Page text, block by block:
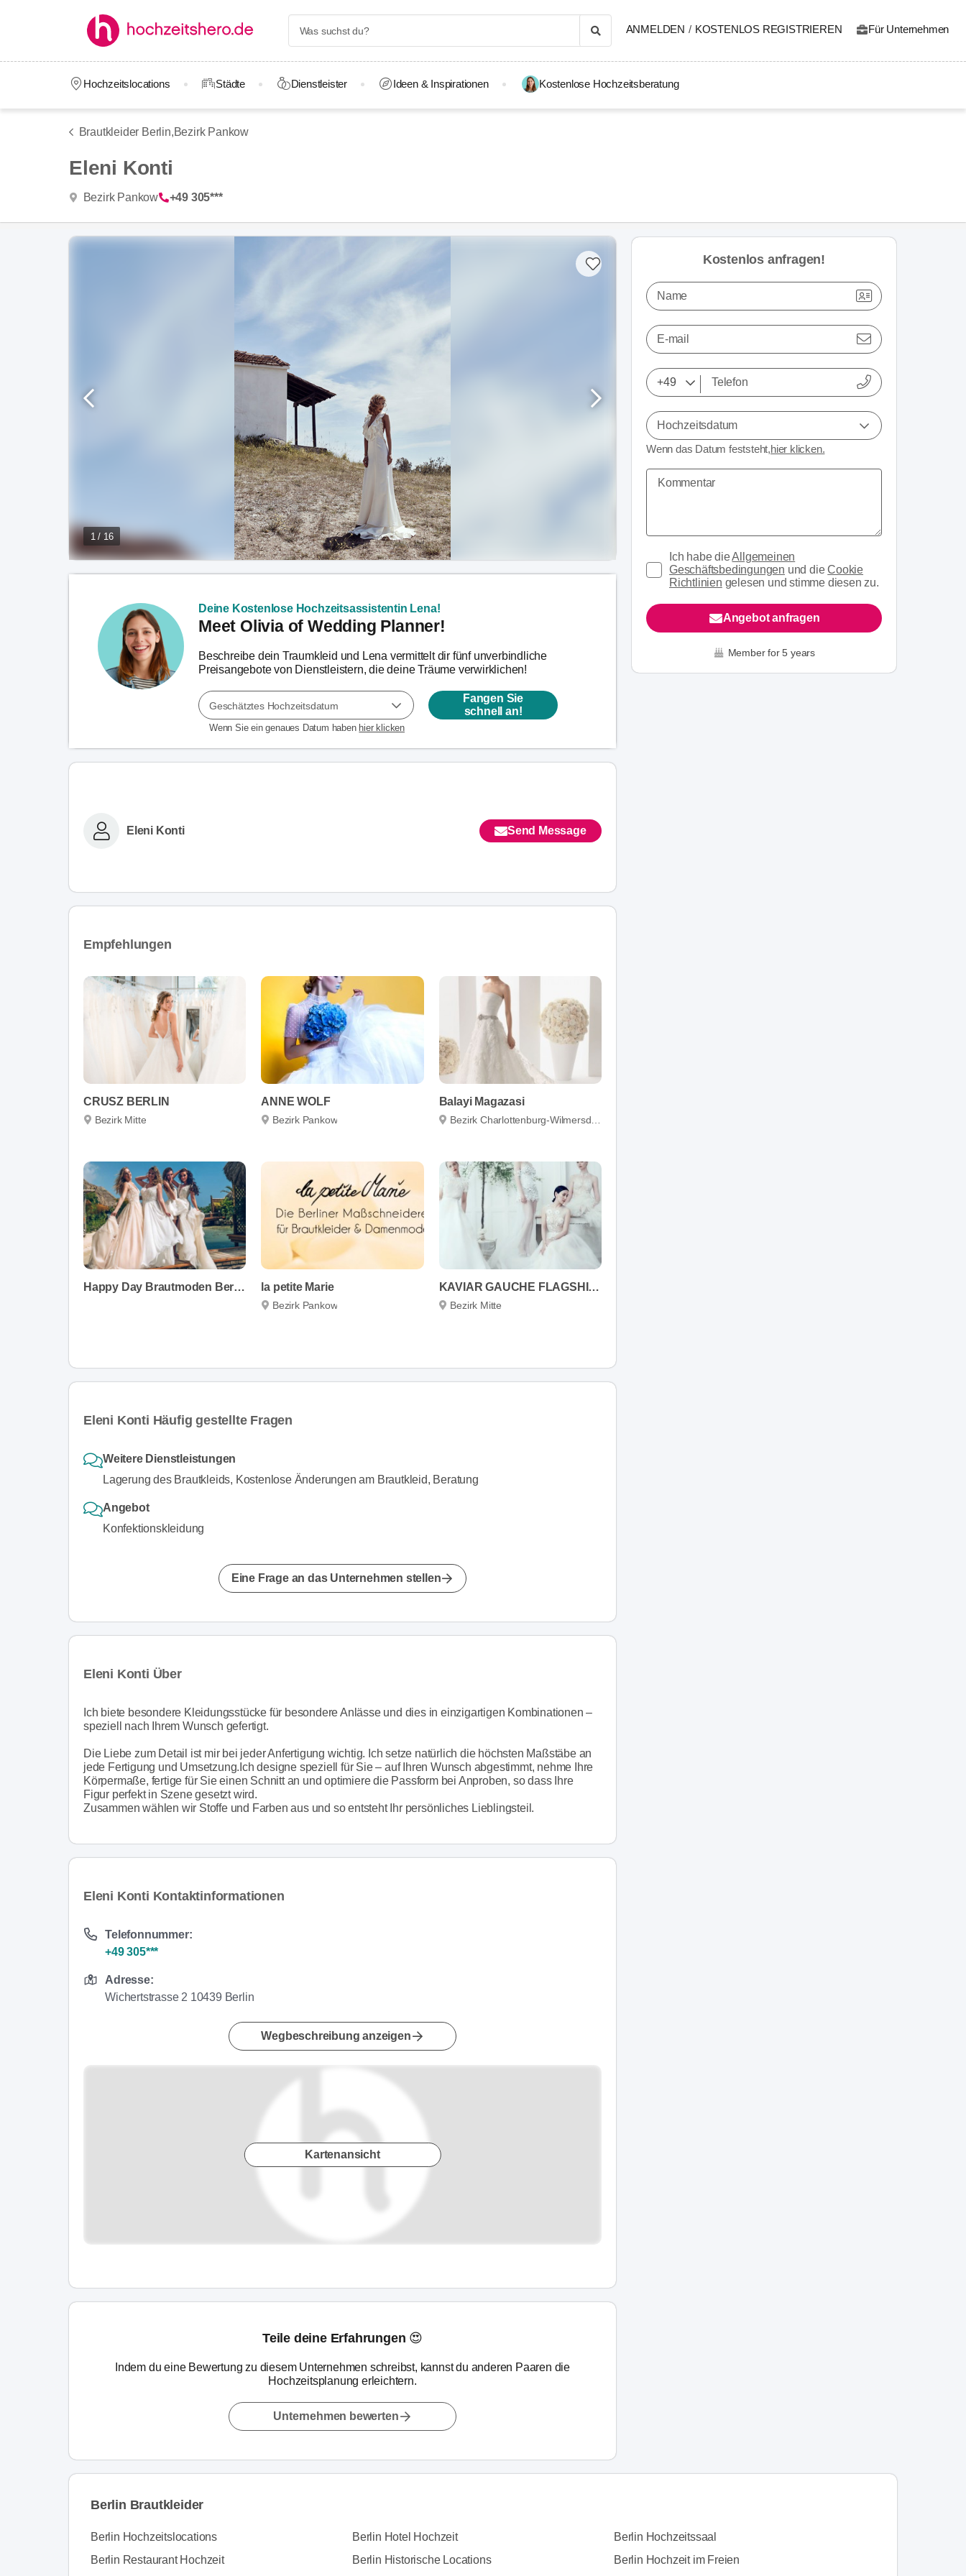
ANMELDEN / KOSTENLOS REGISTRIEREN Für Unternehmen
Hochzeitslocations Städte Dienstleister Ideen & Inspirationen Kostenlose Hochzeitsberatung
Brautkleider Berlin,Bezirk Pankow
Eleni Konti
Bezirk Pankow +49 305***
1 / 16
Deine Kostenlose Hochzeitsassistentin Lena!
Meet Olivia of Wedding Planner!
Beschreibe dein Traumkleid und Lena vermittelt dir fünf unverbindliche
Preisangebote von Dienstleistern, die deine Träume verwirklichen!
Geschätztes Hochzeitsdatum
Wenn Sie ein genaues Datum haben hier klicken
Fangen Sie
schnell an!
Eleni Konti Send Message
Empfehlungen
CRUSZ BERLIN
Bezirk Mitte
ANNE WOLF
Bezirk Pankow
Balayi Magazasi
Bezirk Charlottenburg-Wilmersdorf
Happy Day Brautmoden Berlin la petite Marie
Bezirk Pankow
KAVIAR GAUCHE FLAGSHIP STORE
Bezirk Mitte
Eleni Konti Häufig gestellte Fragen
Weitere Dienstleistungen
Lagerung des Brautkleids, Kostenlose Änderungen am Brautkleid, Beratung
Angebot
Konfektionskleidung
Eine Frage an das Unternehmen stellen
Eleni Konti Über
Ich biete besondere Kleidungsstücke für besondere Anlässe und dies in einzigartigen Kombinationen –
speziell nach Ihrem Wunsch gefertigt.
Die Liebe zum Detail ist mir bei jeder Anfertigung wichtig. Ich setze natürlich die höchsten Maßstäbe an
jede Fertigung und Umsetzung.Ich designe speziell für Sie – auf Ihren Wunsch abgestimmt, nehme Ihre
Körpermaße, fertige für Sie einen Schnitt an und optimiere die Passform bei Anproben, so dass Ihre
Figur perfekt in Szene gesetzt wird.
Zusammen wählen wir Stoffe und Farben aus und so entsteht Ihr persönliches Lieblingsteil.
Eleni Konti Kontaktinformationen
Telefonnummer:
+49 305***
Adresse:
Wichertstrasse 2 10439 Berlin
Wegbeschreibung anzeigen
Kartenansicht
Teile deine Erfahrungen 😍
Indem du eine Bewertung zu diesem Unternehmen schreibst, kannst du anderen Paaren die
Hochzeitsplanung erleichtern.
Unternehmen bewerten
Kostenlos anfragen!
Name
E-mail
Hochzeitsdatum
Wenn das Datum feststeht,hier klicken.
Ich habe dieAllgemeinen
Geschäftsbedingungen und dieCookie
Richtlinien gelesen und stimme diesen zu.
Angebot anfragen
Member for 5 years
Berlin Brautkleider
Berlin Hochzeitslocations Berlin Hotel Hochzeit
Berlin Hochzeitssaal
Berlin Restaurant Hochzeit
Berlin Historische Locations Berlin Hochzeit im Freien